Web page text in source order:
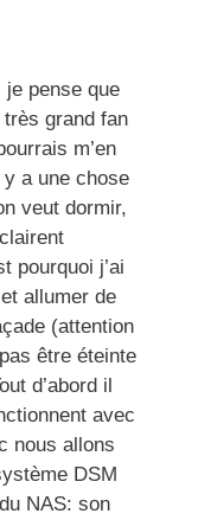
pense que
grand fan
m’en
y a une chose
veut dormir,
pourquoi j’ai
allumer de
(attention
être éteinte
d’abord il
avec
nous allons
DSM
NAS: son